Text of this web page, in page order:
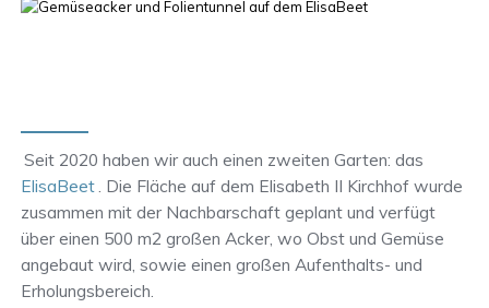
Seit 2020 haben wir auch einen zweiten Garten: das
ElisaBeet. Die Fläche auf dem Elisabeth II Kirchhof wurde
zusammen mit der Nachbarschaft geplant und verfügt
über einen 500 m2 großen Acker, wo Obst und Gemüse
angebaut wird, sowie einen großen Aufenthalts- und
Erholungsbereich.